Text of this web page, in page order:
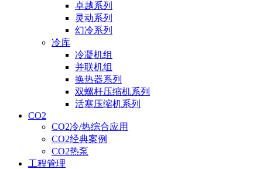
卓越系列
灵动系列
幻冷系列
冷库
冷凝机组
并联机组
换热器系列
双螺杆压缩机系列
活塞压缩机系列
CO2
CO2冷/热综合应用
CO2经典案例
CO2热泵
工程管理